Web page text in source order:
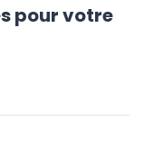
pour votre